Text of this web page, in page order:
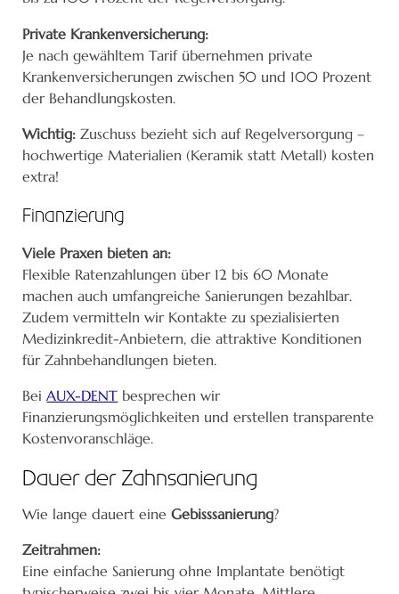
Private Krankenversicherung:
Je nach gewähltem Tarif übernehmen private
Krankenversicherungen zwischen 50 und 100 Prozent
der Behandlungskosten.
Wichtig: Zuschuss bezieht sich auf Regelversorgung –
hochwertige Materialien (Keramik statt Metall) kosten
extra!
Finanzierung
Viele Praxen bieten an:
Flexible Ratenzahlungen über 12 bis 60 Monate
machen auch umfangreiche Sanierungen bezahlbar.
Zudem vermitteln wir Kontakte zu spezialisierten
Medizinkredit-Anbietern, die attraktive Konditionen
für Zahnbehandlungen bieten.
BeiAUX-DENT besprechen wir
Finanzierungsmöglichkeiten und erstellen transparente
Kostenvoranschläge.
Dauer der Zahnsanierung
Wie lange dauert eineGebisssanierung?
Zeitrahmen:
Eine einfache Sanierung ohne Implantate benötigt